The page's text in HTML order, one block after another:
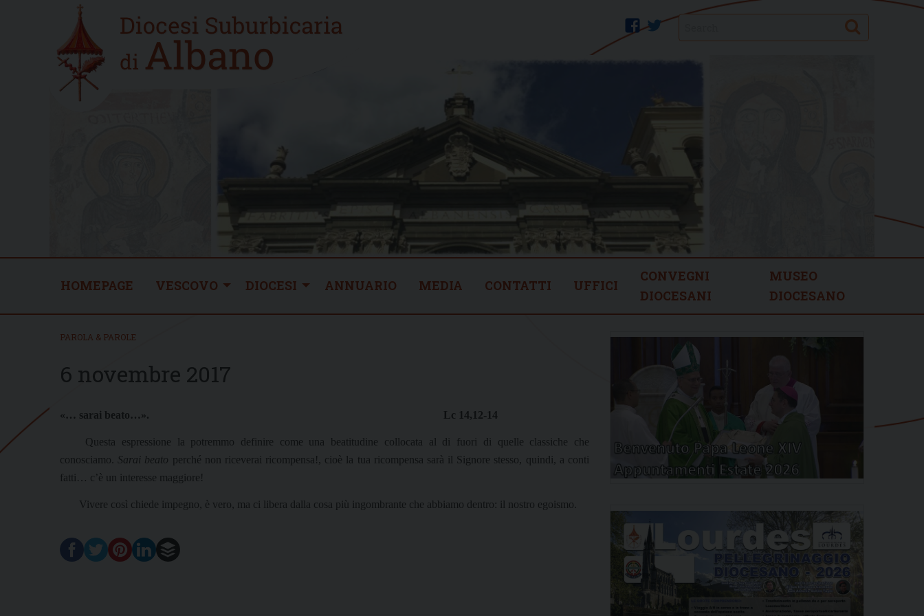
Home
new
twitter
facebook Search
HOMEPAGE VESCOVO DIOCESI ANNUARIO MEDIA CONTATTI UFFICI
CONVEGNI
DIOCESANI
MUSEO
DIOCESANO
PAROLA & PAROLE
6 novembre 2017
«… sarai beato…». Lc 14,12-14
Questa espressione la potremmo definire come una beatitudine collocata al di fuori di quelle classiche che
conosciamo.
Sarai beato perché non riceverai ricompensa!, cioè la tua ricompensa sarà il Signore stesso, quindi, a conti
fatti… c’è un interesse maggiore!
Vivere così chiede impegno, è vero, ma ci libera dalla cosa più ingombrante che abbiamo dentro: il nostro egoismo.